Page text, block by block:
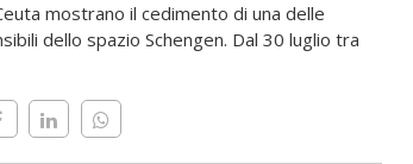
mostrano il cedimento di una delle
dello spazio Schengen. Dal 30 luglio tra